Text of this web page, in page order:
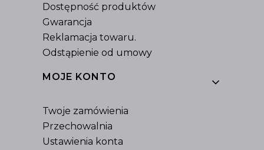
Dostępność produktów
Gwarancja
Reklamacja towaru.
Odstąpienie od umowy
MOJE KONTO
Twoje zamówienia
Przechowalnia
Ustawienia konta